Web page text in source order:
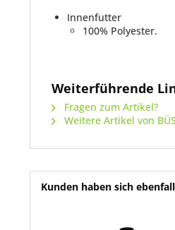
Innenfutter
100% Polyester.
Weiterführende
Fragen zum Artikel?
Weitere Artikel von
Kunden haben sich